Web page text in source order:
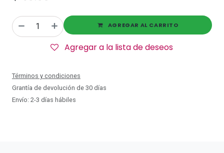
AGREGAR AL CARRITO
Agregar a la lista de deseos
Términos y condiciones
Grantía de devolución de 30 días
Envío: 2-3 días hábiles